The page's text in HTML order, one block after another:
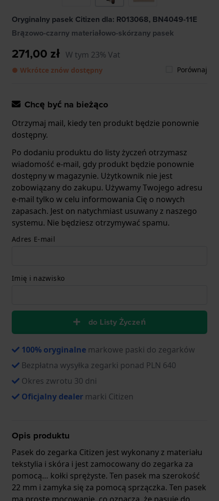
Oryginalny pasek Citizen dla: R013068, BN4049-11E
Brązowo-czarny materiałowo-skórzany pasek
271,00 zł W tym 23% Vat
● Wkrótce znów dostępny Porównaj
Chcę być na bieżąco
Otrzymaj mail, kiedy ten produkt będzie ponownie
dostępny.
Po dodaniu produktu do listy życzeń otrzymasz
wiadomość e-mail, gdy produkt będzie ponownie
dostępny w magazynie. Użytkownik nie jest
zobowiązany do zakupu. Używamy Twojego adresu
e-mail tylko w celu informowania Cię o nowych
zapasach. Jest on natychmiast usuwany z naszego
systemu. Nie będziesz otrzymywać spamu.
Adres E-mail
Imię i nazwisko
do Listy Życzeń
100% oryginalne markowe paski do zegarków
Bezpłatna wysyłka zegarki ponad PLN 640
Okres zwrotu 30 dni
Oficjalny dealer marki Citizen
Opis produktu
Pasek do zegarka Citizen jest wykonany z materiału
tekstylia i skóra i jest zamocowany do zegarka za
pomocą… kołki sprężyste. Ten pasek ma szerokość
22 mm i zamyka się za pomocą sprzączka. Ten pasek